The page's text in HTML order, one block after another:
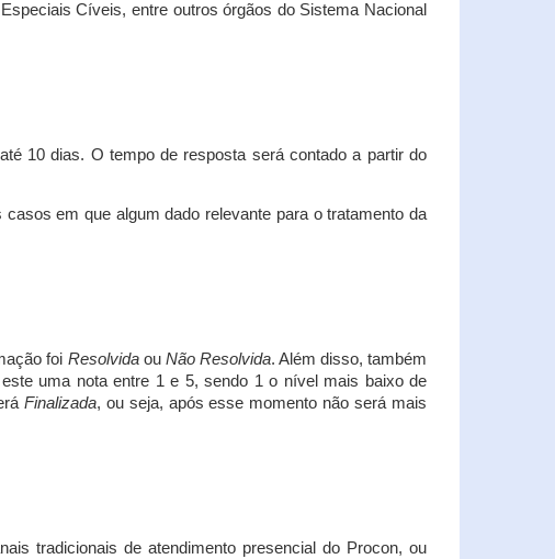
Cíveis, entre outros órgãos do Sistema Nacional
10 dias. O tempo de resposta será contado a partir do
em que algum dado relevante para o tratamento da
foi Resolvidaou Não Resolvida. Além disso, também
uma nota entre 1 e 5, sendo 1 o nível mais baixo de
Finalizada, ou seja, após esse momento não será mais
tradicionais de atendimento presencial do Procon, ou